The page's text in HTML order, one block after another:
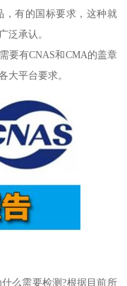
，有的国标要求，这种就
泛承认。
要有CNAS和CMA的盖章
大平台要求。
么需要检测?根据目前所